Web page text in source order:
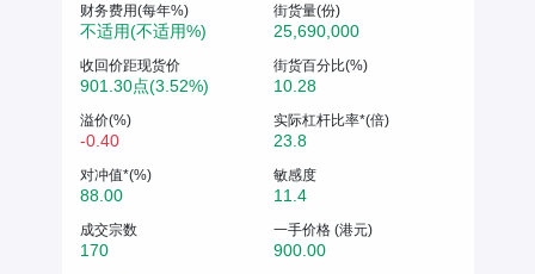
财务费用(每年%)
不适用(不适用%)
街货量(份)
25,690,000
收回价距现货价
901.30点(3.52%)
街货百分比(%)
10.28
溢价(%)
-0.40
实际杠杆比率*(倍)
23.8
对冲值*(%)
88.00
敏感度
11.4
成交宗数
170
一手价格 (港元)
900.00